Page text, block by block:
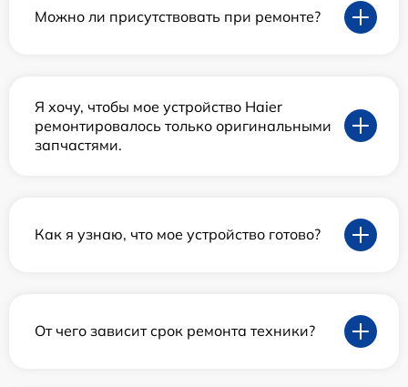
Можно ли присутствовать при ремонте?
Я хочу, чтобы мое устройство Haier
ремонтировалось только оригинальными
запчастями.
Как я узнаю, что мое устройство готово?
От чего зависит срок ремонта техники?